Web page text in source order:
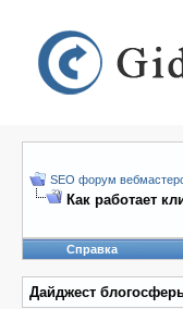
SEO форум
Как работает
Справка
Дайджест